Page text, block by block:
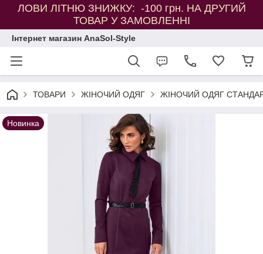
ЛОВИ ЛІТНЮ ЗНИЖКУ: -100 грн. НА ДРУГИЙ
ТОВАР У ЗАМОВЛЕННІ
Інтернет магазин AnaSol-Style
ТОВАРИ ЖІНОЧИЙ ОДЯГ ЖІНОЧИЙ ОДЯГ
Новинка